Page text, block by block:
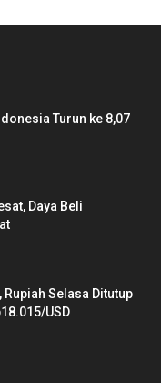
Turun ke 8,07
Daya Beli
Selasa Ditutup
USD